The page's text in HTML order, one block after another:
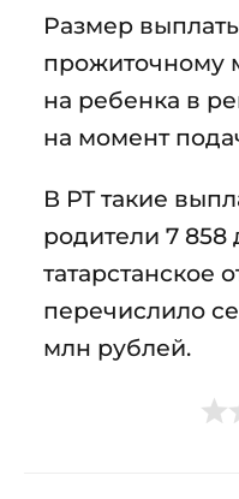
Размер
прожиточному
на ребенка в
на момент
В РТ такие
родители 7 858
татарстанское
перечислило
млн рублей.